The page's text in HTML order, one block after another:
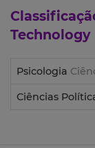
Technology
Psicologia
Ciências